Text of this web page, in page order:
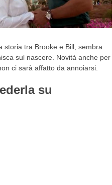
storia tra Brooke e Bill, sembra
sul nascere. Novità anche per
ci sarà affatto da annoiarsi.
su